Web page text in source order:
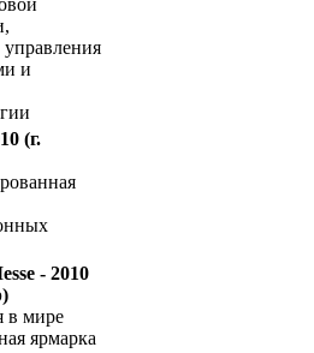
и
(г.
- 2010
в мире
ярмарка